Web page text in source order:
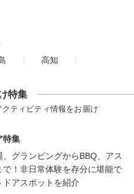
高知
特集
ティビティ情報をお届け
特集
、グランピングからBBQ、アス
で！非日常体験を存分に堪能で
ドアスポットを紹介